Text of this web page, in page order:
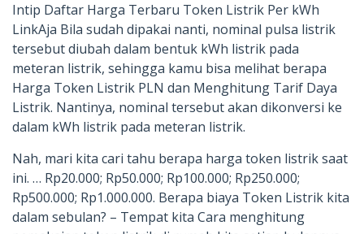
Intip Daftar Harga Terbaru Token Listrik Per kWh
LinkAja Bila sudah dipakai nanti, nominal pulsa listrik
tersebut diubah dalam bentuk kWh listrik pada
meteran listrik, sehingga kamu bisa melihat berapa
Harga Token Listrik PLN dan Menghitung Tarif Daya
Listrik. Nantinya, nominal tersebut akan dikonversi ke
dalam kWh listrik pada meteran listrik.
Nah, mari kita cari tahu berapa harga token listrik saat
ini. … Rp20.000; Rp50.000; Rp100.000; Rp250.000;
Rp500.000; Rp1.000.000. Berapa biaya Token Listrik kita
dalam sebulan? – Tempat kita Cara menghitung